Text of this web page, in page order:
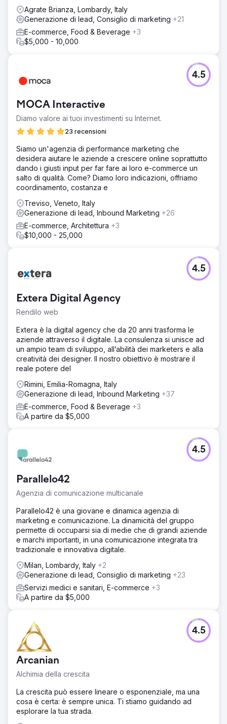
Vai alla pagina agenzia
Agrate Brianza, Lombardy, Italy
Generazione di lead, Consiglio di marketing +21
E-commerce, Food & Beverage +3
$5,000 - 10,000
MOCA Interactive
Diamo valore ai tuoi investimenti su Internet.
23 recensioni
4.5
Siamo un'agenzia di performance marketing che
desidera aiutare le aziende a crescere online soprattutto
dando i giusti input per far fare ai loro e-commerce un
salto di qualità. Come? Diamo loro indicazioni, offriamo
coordinamento, costanza e
Treviso, Veneto, Italy
Generazione di lead, Inbound Marketing +26
E-commerce, Architettura +3
$10,000 - 25,000
Extera Digital Agency
Rendilo web
4.5
Extera è la digital agency che da 20 anni trasforma le
aziende attraverso il digitale. La consulenza si unisce ad
un ampio team di sviluppo, all’abilità dei marketers e alla
creatività dei designer. Il nostro obiettivo è mostrare il
reale potere del
Rimini, Emilia-Romagna, Italy
Generazione di lead, Inbound Marketing +37
E-commerce, Food & Beverage +3
A partire da $5,000
Parallelo42
Agenzia di comunicazione multicanale
4.5
Parallelo42 è una giovane e dinamica agenzia di
marketing e comunicazione. La dinamicità del gruppo
permette di occuparsi sia di medie che di grandi aziende
e marchi importanti, in una comunicazione integrata tra
tradizionale e innovativa digitale.
Milan, Lombardy, Italy +2
Generazione di lead, Consiglio di marketing +23
Servizi medici e sanitari, E-commerce +3
A partire da $5,000
Arcanian
Alchimia della crescita
4.5
La crescita può essere lineare o esponenziale, ma una
cosa è certa: è sempre unica. Ti stiamo guidando ad
esplorare la tua strada.